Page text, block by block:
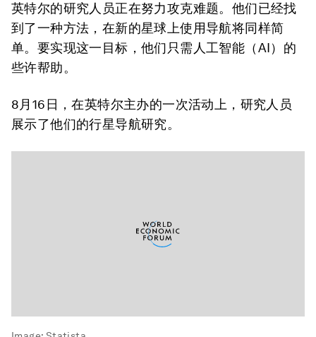
英特尔的研究人员正在努力攻克难题。他们已经找
到了一种方法，在新的星球上使用导航将同样简
单。要实现这一目标，他们只需人工智能（AI）的
些许帮助。
8月16日，在英特尔主办的一次活动上，研究人员
展示了他们的行星导航研究。